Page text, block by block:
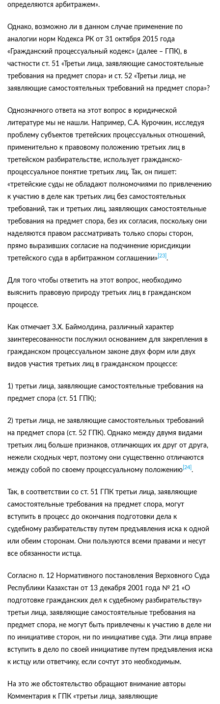
определяются арбитражем».
Однако, возможно ли в данном случае применение по
аналогии норм Кодекса РК от 31 октября 2015 года
«Гражданский процессуальный кодекс» (далее – ГПК), в
частности ст. 51 «Третьи лица, заявляющие самостоятельные
требования на предмет спора» и ст. 52 «Третьи лица, не
заявляющие самостоятельных требований на предмет спора»?
Однозначного ответа на этот вопрос в юридической
литературе мы не нашли. Например, С.А. Курочкин, исследуя
проблему субъектов третейских процессуальных отношений,
применительно к правовому положению третьих лиц в
третейском разбирательстве, использует гражданско-
процессуальное понятие третьих лиц. Так, он пишет:
«третейские суды не обладают полномочиями по привлечению
к участию в деле как третьих лиц без самостоятельных
требований, так и третьих лиц, заявляющих самостоятельные
требования на предмет спора, без их согласия, поскольку они
наделяются правом рассматривать только споры сторон,
прямо выразивших согласие на подчинение юрисдикции
третейского суда в арбитражном соглашении» [23] .
Для того чтобы ответить на этот вопрос, необходимо
выяснить правовую природу третьих лиц в гражданском
процессе.
Как отмечает З.Х. Баймолдина, различный характер
заинтересованности послужил основанием для закрепления в
гражданском процессуальном законе двух форм или двух
видов участия третьих лиц в гражданском процессе:
1) третьи лица, заявляющие самостоятельные требования на
предмет спора (ст. 51 ГПК);
2) третьи лица, не заявляющие самостоятельных требований
на предмет спора (ст. 52 ГПК). Однако между двумя видами
третьих лиц больше признаков, отличающих их друг от друга,
нежели сходных черт, поэтому они существенно отличаются
между собой по своему процессуальному положению [24] .
Так, в соответствии со ст. 51 ГПК третьи лица, заявляющие
самостоятельные требования на предмет спора, могут
вступить в процесс до окончания подготовки дела к
судебному разбирательству путем предъявления иска к одной
или обеим сторонам. Они пользуются всеми правами и несут
все обязанности истца.
Согласно п. 12 Нормативного постановления Верховного Суда
Республики Казахстан от 13 декабря 2001 года № 21 «О
подготовке гражданских дел к судебному разбирательству»
третьи лица, заявляющие самостоятельные требования на
предмет спора, не могут быть привлечены к участию в деле ни
по инициативе сторон, ни по инициативе суда. Эти лица вправе
вступить в дело по своей инициативе путем предъявления иска
к истцу или ответчику, если сочтут это необходимым.
На это же обстоятельство обращают внимание авторы
Комментария к ГПК «третьи лица, заявляющие